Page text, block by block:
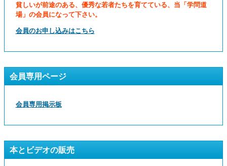
貧しいが前途のある、優秀な若者たちを育てている、当「学問道
場」の会員になって下さい。
会員のお申し込みはこちら
会員専用ページ
会員専用掲示板
本とビデオの販売